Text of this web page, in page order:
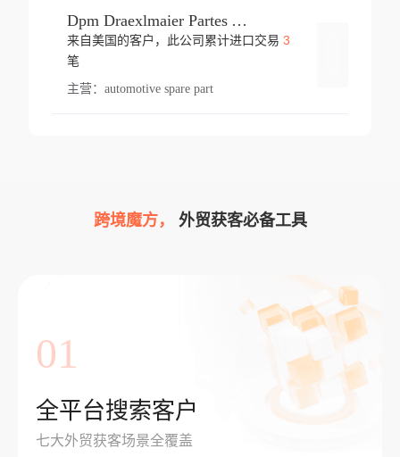
Dpm Draexlmaier Partes Automotrices Corr Ind Huejotzingo
来自美国的客户，此公司累计进口交易 3
笔
主营： automotive spare part
跨境魔方， 外贸获客必备工具
01
全平台搜索客户
七大外贸获客场景全覆盖